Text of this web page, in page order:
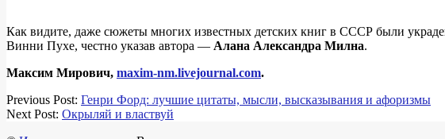
Как видите, даже сюжеты многих известных детских книг в СССР были
Винни Пухе, честно указав автора — Алана Александра Милна.
Максим Мирович, maxim-nm.livejournal.com.
2017-
12-
Previous Post: Генри Форд: лучшие цитаты, мысли, высказывания и афоризмы
Next Post: Окрыляй и властвуй